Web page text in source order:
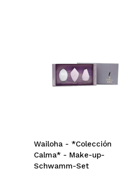
Wailoha - *Colección
Calma* - Make-up-
Schwamm-Set